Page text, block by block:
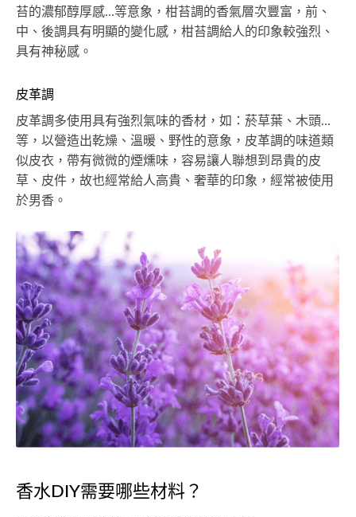
苔的濃郁醇厚感...等意象，柑苔調的香氣層次豐富，前、
中、後調具有明顯的變化感，柑苔調給人的印象較強烈、
具有神秘感。
皮革調
皮革調多使用具有強烈氣味的香材，如：菸草葉、木頭...
等，以營造出乾燥、溫暖、野性的意象，皮革調的味道類
似皮衣，帶有微微的煙燻味，容易讓人聯想到昂貴的皮
草、皮件，故也經常給人高貴、奢華的印象，經常被使用
於男香。
香水DIY需要哪些材料？